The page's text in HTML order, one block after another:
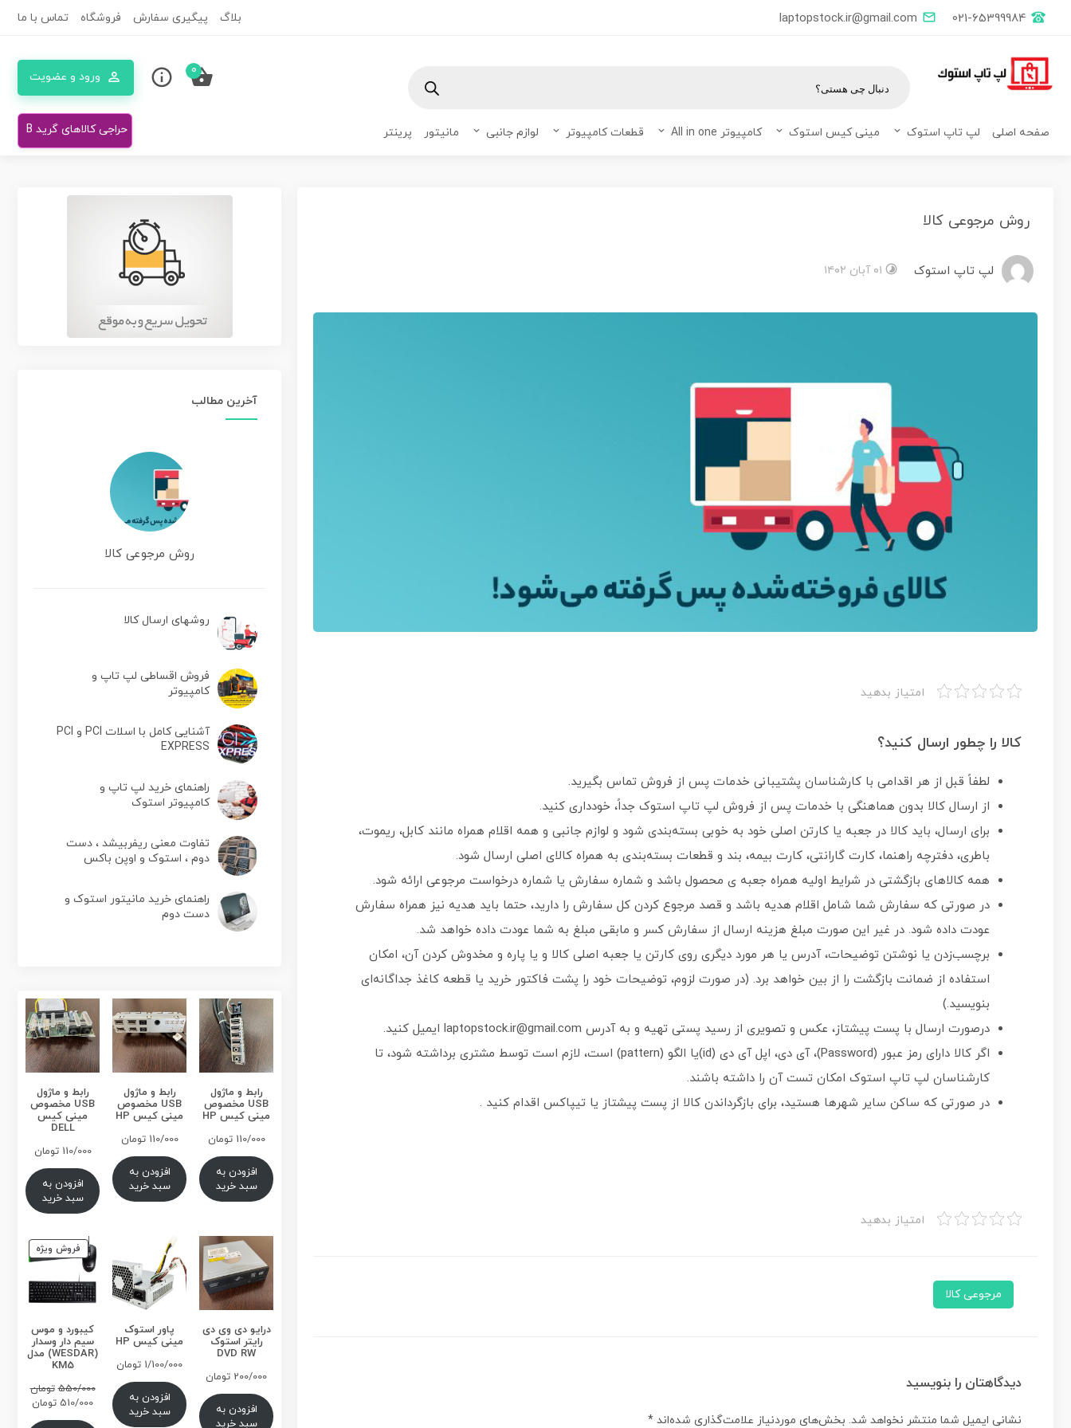
laptopstock.ir@gmail.com 021-65399984 بلاگ پیگیری سفارش فروشگاه تماس با ما
ورود و عضویت 0
صفحه اصلی لپ تاپ استوک مینی کیس استوک کامپیوتر All in one قطعات کامپیوتر لوازم جانبی مانیتور پرینتر حراجی کالاهای گرید B
روش مرجوعی کالا
لپ تاپ استوک ۰۱ آبان ۱۴۰۲
امتیاز بدهید
کالا را چطور ارسال کنید؟
لطفاً قبل از هر اقدامی با کارشناسان پشتیبانی خدمات پس از فروش تماس بگیرید.
از ارسال کالا بدون هماهنگی با خدمات پس از فروش لپ تاپ استوک جداً، خودداری کنید.
برای ارسال، باید کالا در جعبه یا کارتن اصلی خود به ‏خوبی بسته‌بندی شود و لوازم جانبی و همه اقلام همراه مانند کابل، ریموت،
باطری، دفترچه راهنما، کارت گارانتی، کارت بیمه، بند و قطعات بسته‌بندی به همراه کالای اصلی ارسال شود.
همه کالاهای بازگشتی در شرایط اولیه همراه جعبه ی محصول باشد و شماره سفارش یا شماره درخواست مرجوعی ارائه شود.
در صورتی که سفارش شما شامل اقلام هدیه باشد و قصد مرجوع کردن کل سفارش را دارید، حتما باید هدیه نیز همراه سفارش
عودت داده شود. در غیر این صورت مبلغ هزینه ارسال از سفارش کسر و مابقی مبلغ به شما عودت داده خواهد شد.
برچسب‌زدن یا نوشتن توضیحات، آدرس یا هر مورد دیگری روی کارتن یا جعبه اصلی کالا و یا پاره و مخدوش کردن آن، امکان
استفاده از ضمانت بازگشت را از بین خواهد برد. (در صورت لزوم، توضیحات خود را پشت فاکتور خرید یا قطعه کاغذ جداگانه‌ای
بنویسید.)
درصورت ارسال با پست پیشتاز، عکس و تصویری از رسید پستی تهیه و به آدرس laptopstock.ir@gmail.com ایمیل کنید.
اگر کالا دارای رمز عبور (Password)، آی دی، اپل آی دی (id)یا الگو (pattern) است، لازم است توسط مشتری برداشته شود، تا
کارشناسان لپ تاپ استوک امکان تست آن را داشته باشند.
در صورتی که ساکن سایر شهرها هستید، برای بازگرداندن کالا از پست پیشتاز یا تیپاکس اقدام کنید .
امتیاز بدهید
مرجوعی کالا
دیدگاهتان را بنویسید
نشانی ایمیل شما منتشر نخواهد شد. بخش‌های موردنیاز علامت‌گذاری شده‌اند *
آخرین مطالب
روش مرجوعی کالا
روشهای ارسال کالا
فروش اقساطی لپ تاپ و
کامپیوتر
آشنایی کامل با اسلات PCI و PCI
EXPRESS
راهنمای خرید لپ تاپ و
کامپیوتر استوک
تفاوت معنی ریفربیشد ، دست
دوم ، استوک و اوپن باکس
راهنمای خرید مانیتور استوک و
دست دوم
رابط و ماژول
USB مخصوص
مینی کیس HP
110/000 تومان
افزودن به
سبد خرید
رابط و ماژول
USB مخصوص
مینی کیس HP
110/000 تومان
افزودن به
سبد خرید
رابط و ماژول
USB مخصوص
مینی کیس
DELL
110/000 تومان
افزودن به
سبد خرید
درایو دی وی دی
رایتر استوک
DVD RW
200/000 تومان
افزودن به
سبد خرید
پاور استوک
مینی کیس HP
1/100/000 تومان
افزودن به
سبد خرید
فروش ویژهمحصول
تخفیف
کیبورد و موس
سیم دار وسدار
(WESDAR) مدل
KM5
550/000 تومانقیمت
510/000 تومان